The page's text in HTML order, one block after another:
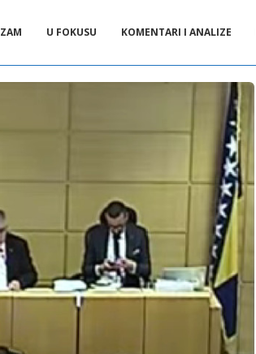
U FOKUSU KOMENTARI I ANALIZE